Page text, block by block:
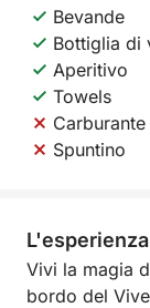
Bevande
Bottiglia di
Aperitivo
Towels
Carburante
Spuntino
L'esperienza
Vivi la magia
bordo del